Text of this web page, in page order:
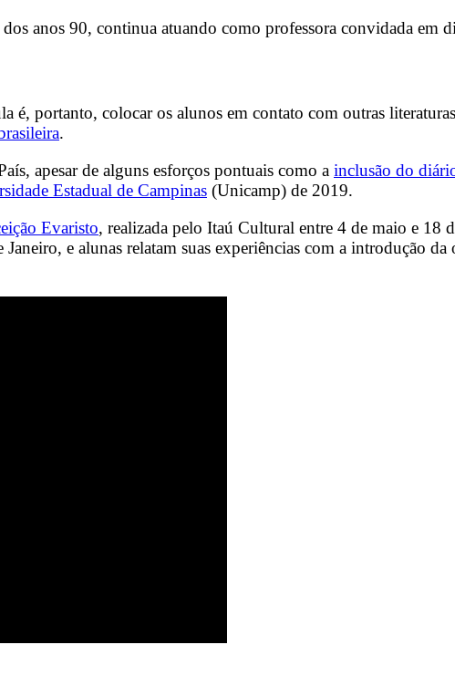
anos 90, continua atuando como professora convidada em
é, portanto, colocar os alunos em contato com outras
.
apesar de alguns esforços pontuais como a inclusão do
Estadual de Campinas (Unicamp) de 2019.
Evaristo, realizada pelo Itaú Cultural entre 4 de maio e 18
e alunas relatam suas experiências com a introdução